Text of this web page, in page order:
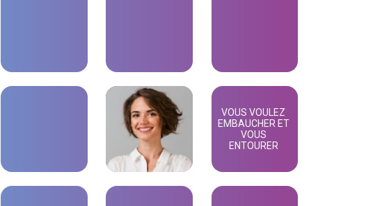
VOUS VOULEZ
EMBAUCHER ET
VOUS
ENTOURER